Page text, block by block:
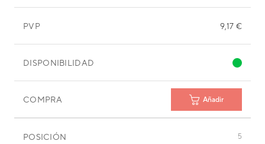
PVP 9,17 €
DISPONIBILIDAD
COMPRA Añadir
POSICIÓN 5